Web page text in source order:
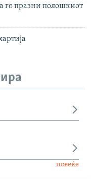
го празни полошкиот
повеќе